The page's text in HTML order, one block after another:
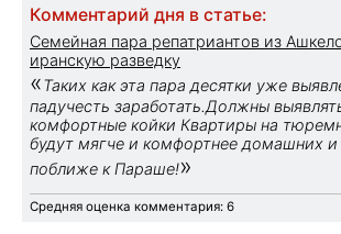
Комментарий дня в статье:
Семейная пара репатриантов из
иранскую разведку
«Таких как эта пара десятки уже
падучесть заработать.Должны
комфортные койки Квартиры на
будут мягче и комфортнее домашних и
поближе к Параше!»
Средняя оценка комментария: 6